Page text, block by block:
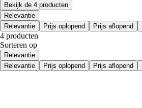
Bekijk de 4 producten
Relevantie
Relevantie
Prijs oplopend Prijs aflopend
4 producten
Sorteren op
Relevantie
Relevantie
Prijs oplopend Prijs aflopend